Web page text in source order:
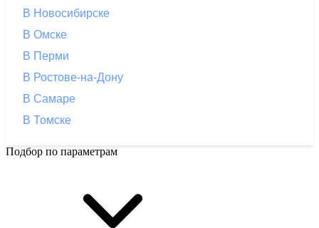
В Новосибирске
В Омске
В Перми
В Ростове-на-Дону
В Самаре
В Томске
Подбор по параметрам